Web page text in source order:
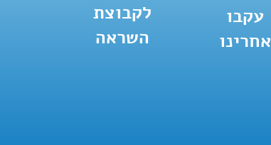
לקבוצת
השראה
עקבו
אחרינו